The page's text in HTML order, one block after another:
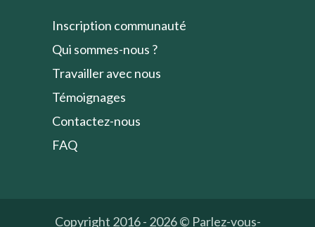
Inscription communauté
Qui sommes-nous ?
Travailler avec nous
Témoignages
Contactez-nous
FAQ
Copyright 2016 - 2026 © Parlez-vous-